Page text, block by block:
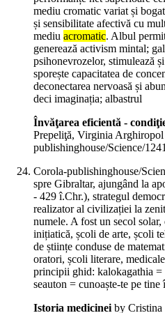
mediu cromatic variat și
și sensibilitate afectivă cu
mediu acromatic. Albul
generează activism mintal;
psihonevrozelor, stimulează
sporește capacitatea de
deconectarea nervoasă și
deci imaginația; albastrul
Învăţarea eficientă -
Prepeliţă, Virginia
publishinghouse/Science/
Corola-publishinghouse/
spre Gibraltar, ajungând la
- 429 î.Chr.), strategul
realizator al civilizației la
numele. A fost un secol
inițiatică, școli de arte, școli
de științe conduse de
oratori, școli literare,
principii ghid: kalokagathia
seauton = cunoaște-te pe
Istoria medicineiby Cristina